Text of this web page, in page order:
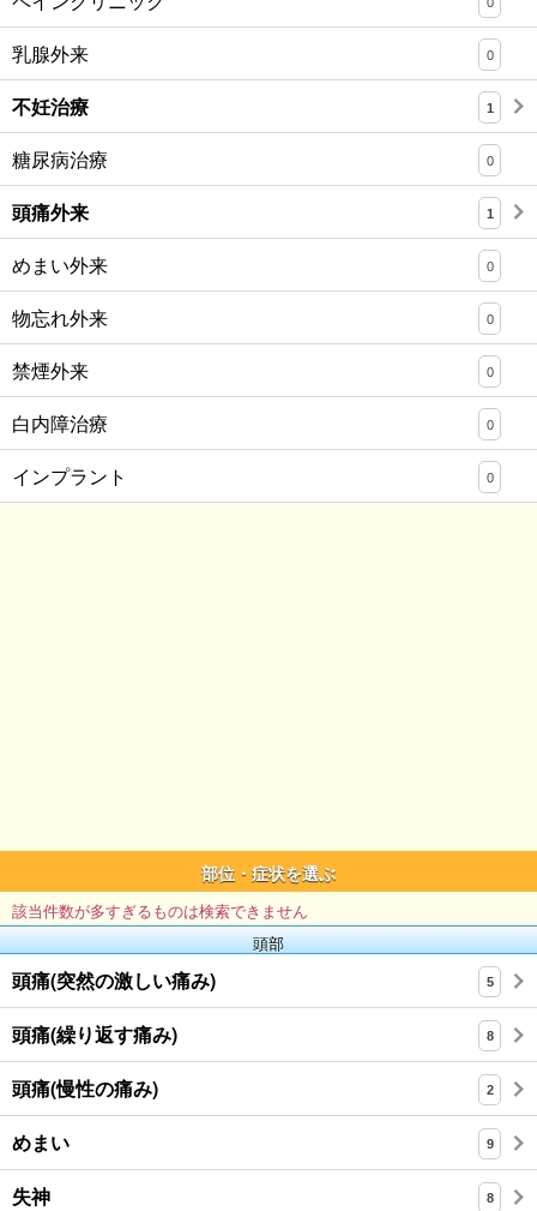
乳腺外来 0
不妊治療 1
糖尿病治療 0
頭痛外来 1
めまい外来 0
物忘れ外来 0
禁煙外来 0
白内障治療 0
インプラント 0
部位・症状を選ぶ
該当件数が多すぎるものは検索できません
頭部
頭痛(突然の激しい痛み) 5
頭痛(繰り返す痛み) 8
頭痛(慢性の痛み) 2
めまい 9
失神 8